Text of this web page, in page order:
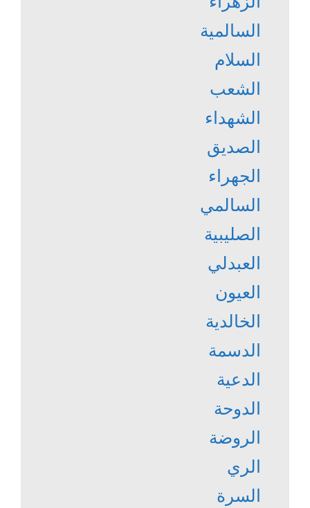
السالمية
السلام
الشعب
الشهداء
الصديق
الجهراء
السالمي
الصليبية
العبدلي
العيون
الخالدية
الدسمة
الدعية
الدوحة
الروضة
الري
السرة